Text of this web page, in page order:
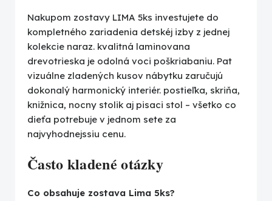
Nakupom zostavy LIMA 5ks investujete do
kompletného zariadenia detskéj izby z jednej
kolekcie naraz. kvalitná laminovana
drevotrieska je odolná voci poškriabaniu. Pat
vizuálne zladených kusov nábytku zaručujú
dokonalý harmonický interiér. postieľka, skriňa,
knižnica, nocny stolik aj pisaci stol – všetko co
dieťa potrebuje v jednom sete za
najvyhodnejssiu cenu.
Často kladené otázky
Co obsahuje zostava Lima 5ks?